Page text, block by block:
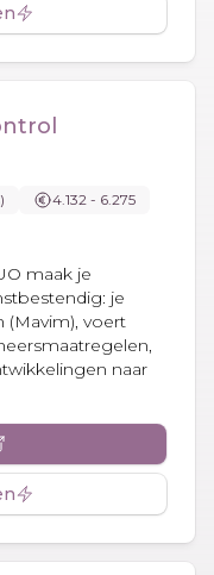
4.132 - 6.275
maak je
je
voert
naar